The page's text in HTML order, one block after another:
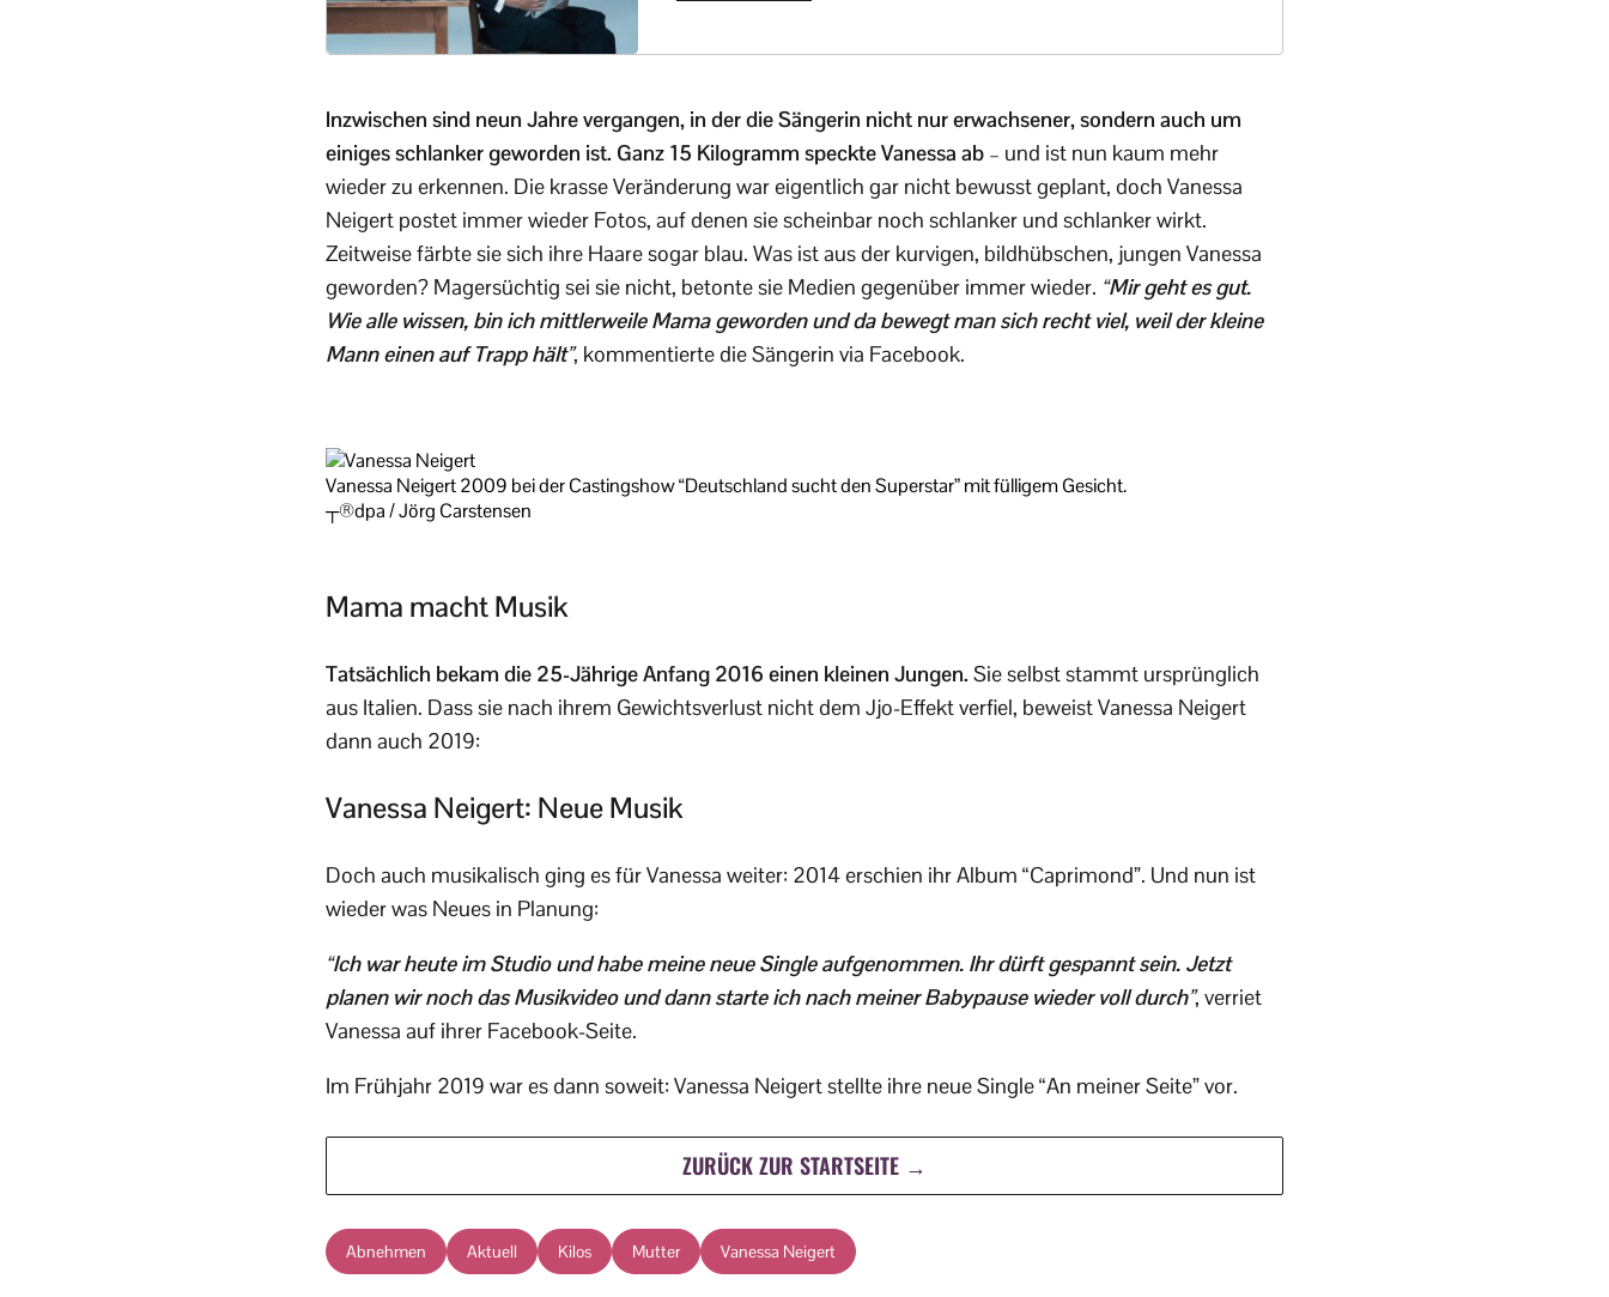
Inzwischen sind neun Jahre vergangen, in der die Sängerin nicht nur erwachsener, sondern auch um
einiges schlanker geworden ist. Ganz 15 Kilogramm speckte Vanessa ab – und ist nun kaum mehr
wieder zu erkennen. Die krasse Veränderung war eigentlich gar nicht bewusst geplant, doch Vanessa
Neigert postet immer wieder Fotos, auf denen sie scheinbar noch schlanker und schlanker wirkt.
Zeitweise färbte sie sich ihre Haare sogar blau. Was ist aus der kurvigen, bildhübschen, jungen Vanessa
geworden? Magersüchtig sei sie nicht, betonte sie Medien gegenüber immer wieder. “Mir geht es gut.
Wie alle wissen, bin ich mittlerweile Mama geworden und da bewegt man sich recht viel, weil der kleine
Mann einen auf Trapp hält”, kommentierte die Sängerin via Facebook.
Vanessa Neigert 2009 bei der Castingshow “Deutschland sucht den Superstar” mit fülligem Gesicht.
┬®dpa / Jörg Carstensen
Mama macht Musik
Tatsächlich bekam die 25-Jährige Anfang 2016 einen kleinen Jungen. Sie selbst stammt ursprünglich
aus Italien. Dass sie nach ihrem Gewichtsverlust nicht dem Jjo-Effekt verfiel, beweist Vanessa Neigert
dann auch 2019:
Vanessa Neigert: Neue Musik
Doch auch musikalisch ging es für Vanessa weiter: 2014 erschien ihr Album “Caprimond”. Und nun ist
wieder was Neues in Planung:
“Ich war heute im Studio und habe meine neue Single aufgenommen. Ihr dürft gespannt sein. Jetzt
planen wir noch das Musikvideo und dann starte ich nach meiner Babypause wieder voll durch”, verriet
Vanessa auf ihrer Facebook-Seite.
Im Frühjahr 2019 war es dann soweit: Vanessa Neigert stellte ihre neue Single “An meiner Seite” vor.
ZURÜCK ZUR STARTSEITE →
Abnehmen Aktuell Kilos Mutter Vanessa Neigert